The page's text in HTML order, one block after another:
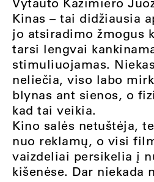
Kinas – tai didžiausia
jo atsiradimo žmogus
tarsi lengvai
stimuliuojamas.
neliečia, viso labo
blynas ant sienos, o
kad tai veikia.
Kino salės netuštėja,
nuo reklamų, o visi
vaizdeliai persikelia į
kišenėse. Dar niekada